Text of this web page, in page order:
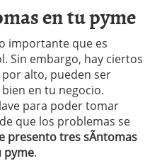
en tu pyme
importante que es
Sin embargo, hay ciertos
alto, pueden ser
en tu negocio.
para poder tomar
que los problemas se
presento tres sÃ­ntomas
pyme.